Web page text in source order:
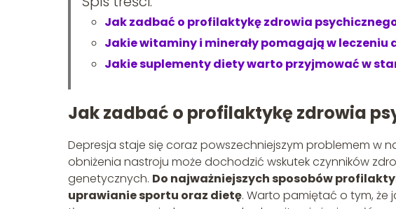
Jak zadbać o profilaktykę zdrowia
Jakie witaminy i minerały pomagają w leczeniu
Jakie suplementy diety warto przyjmować w
Jak zadbać o profilaktykę zdrowia
Depresja staje się coraz powszechniejszym problemem w
obniżenia nastroju może dochodzić wskutek czynników
genetycznych. Do najważniejszych sposobów
uprawianie sportu oraz dietę. Warto pamiętać o tym, że